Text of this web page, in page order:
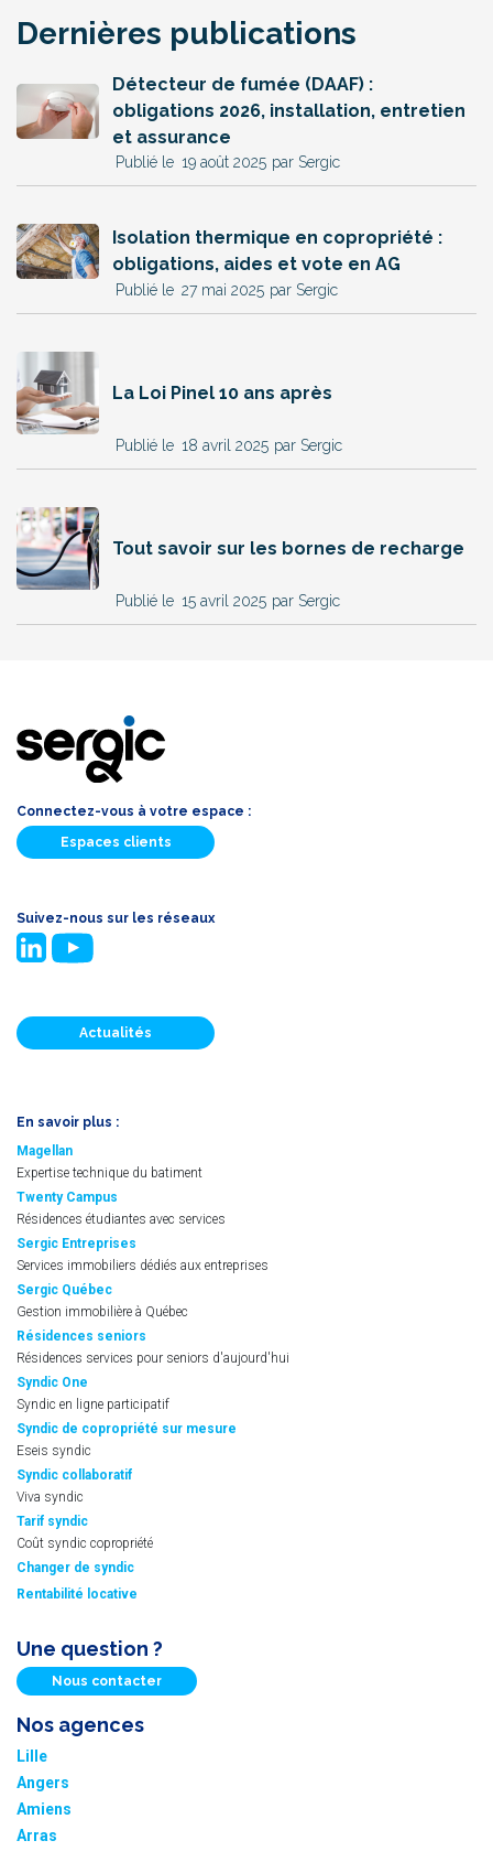
Dernières publications
Détecteur de fumée (DAAF) :
obligations 2026, installation, entretien
et assurance
par Sergic
19 août 2025
Isolation thermique en copropriété :
obligations, aides et vote en AG
par Sergic
27 mai 2025
La Loi Pinel 10 ans après
par Sergic
18 avril 2025
Tout savoir sur les bornes de recharge
par Sergic
15 avril 2025
Connectez-vous à votre espace :
Espaces clients
Suivez-nous sur les réseaux
Actualités
En savoir plus :
Magellan
Expertise technique du batiment
Twenty Campus
Résidences étudiantes avec services
Sergic Entreprises
Services immobiliers dédiés aux entreprises
Sergic Québec
Gestion immobilière à Québec
Résidences seniors
Résidences services pour seniors d'aujourd'hui
Syndic One
Syndic en ligne participatif
Syndic de copropriété sur mesure
Eseis syndic
Syndic collaboratif
Viva syndic
Tarif syndic
Coût syndic copropriété
Changer de syndic
Rentabilité locative
Une question ?
Nous contacter
Nos agences
Lille
Angers
Amiens
Arras